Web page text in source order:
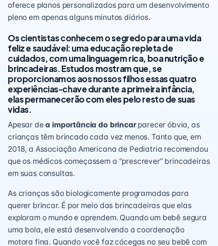
oferece planos personalizados para um desenvolvimento
pleno em apenas alguns minutos diários.
Os cientistas conhecem o segredo para uma vida
feliz e saudável: uma educação repleta de
cuidados, com uma linguagem rica, boa nutrição e
brincadeiras. Estudos mostram que, se
proporcionamos aos nossos filhos essas quatro
experiências-chave durante a primeira infância,
elas permanecerão com eles pelo resto de suas
vidas.
Apesar dea importância do brincarparecer óbvia, as
crianças têm brincado cada vez menos. Tanto que, em
2018, a Associação Americana de Pediatria recomendou
que os médicos começassem a “prescrever” brincadeiras
em suas consultas.
As crianças são biologicamente programadas para
querer brincar. É por meio das brincadeiras que elas
exploram o mundo e aprendem. Quando um bebê segura
uma bola, ele está desenvolvendo a coordenação
motora fina. Quando você faz cócegas no seu bebê com